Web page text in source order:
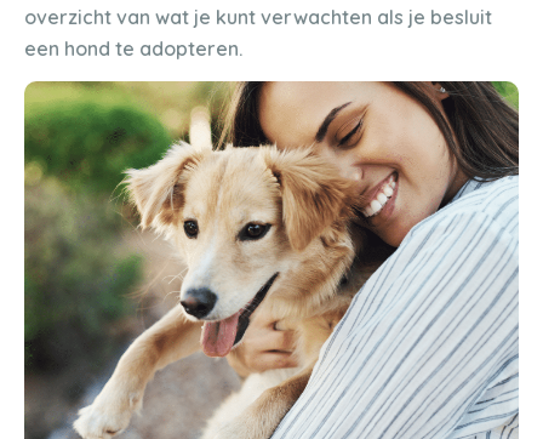
overzicht van wat je kunt verwachten als je besluit
een hond te adopteren.